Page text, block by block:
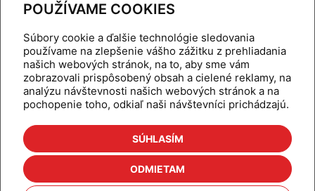
POUŽÍVAME COOKIES
Súbory cookie a ďalšie technológie sledovania
používame na zlepšenie vášho zážitku z prehliadania
našich webových stránok, na to, aby sme vám
zobrazovali prispôsobený obsah a cielené reklamy, na
analýzu návštevnosti našich webových stránok a na
pochopenie toho, odkiaľ naši návštevníci prichádzajú.
SÚHLASÍM
ODMIETAM
Dynamické termostatické ventily
Domov
Produkty
Aktuality
Odber šikovné tipy
Kalkulačky
Cenníky
Na stiahnutie
Referencie
Kontakt